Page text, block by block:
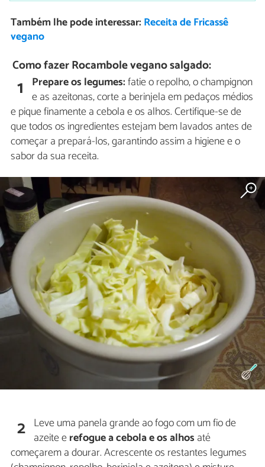
Também lhe pode interessar: Receita de Fricassê
vegano
Como fazer Rocambole vegano salgado:
1 Prepare os legumes:fatie o repolho, o champignon
e as azeitonas, corte a berinjela em pedaços médios
e pique finamente a cebola e os alhos. Certifique-se de
que todos os ingredientes estejam bem lavados antes de
começar a prepará-los, garantindo assim a higiene e o
sabor da sua receita.
2 Leve uma panela grande ao fogo com um fio de
azeite erefogue a cebola e os alhos até
começarem a dourar. Acrescente os restantes legumes